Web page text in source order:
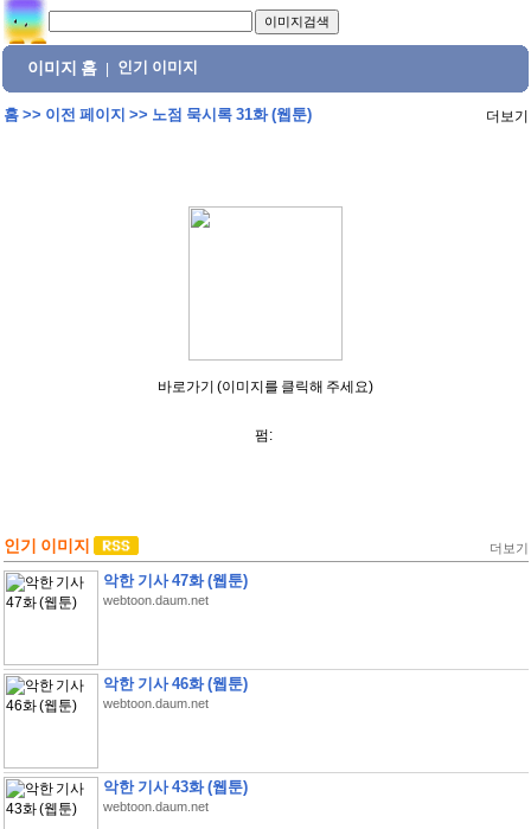
이미지 홈 인기 이미지
홈>> 이전 페이지 >> 노점 묵시록 31화 (웹툰) 더보기
바로가기 (이미지를 클릭해 주세요)
펌:
인기 이미지 더보기
악한 기사 47화 (웹툰)
webtoon.daum.net
악한 기사 46화 (웹툰)
webtoon.daum.net
악한 기사 43화 (웹툰)
webtoon.daum.net